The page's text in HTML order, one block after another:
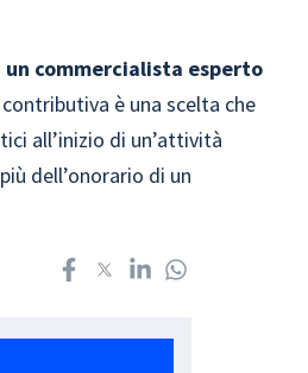
commercialista esperto
è una scelta che
all’inizio di un’attività
dell’onorario di un